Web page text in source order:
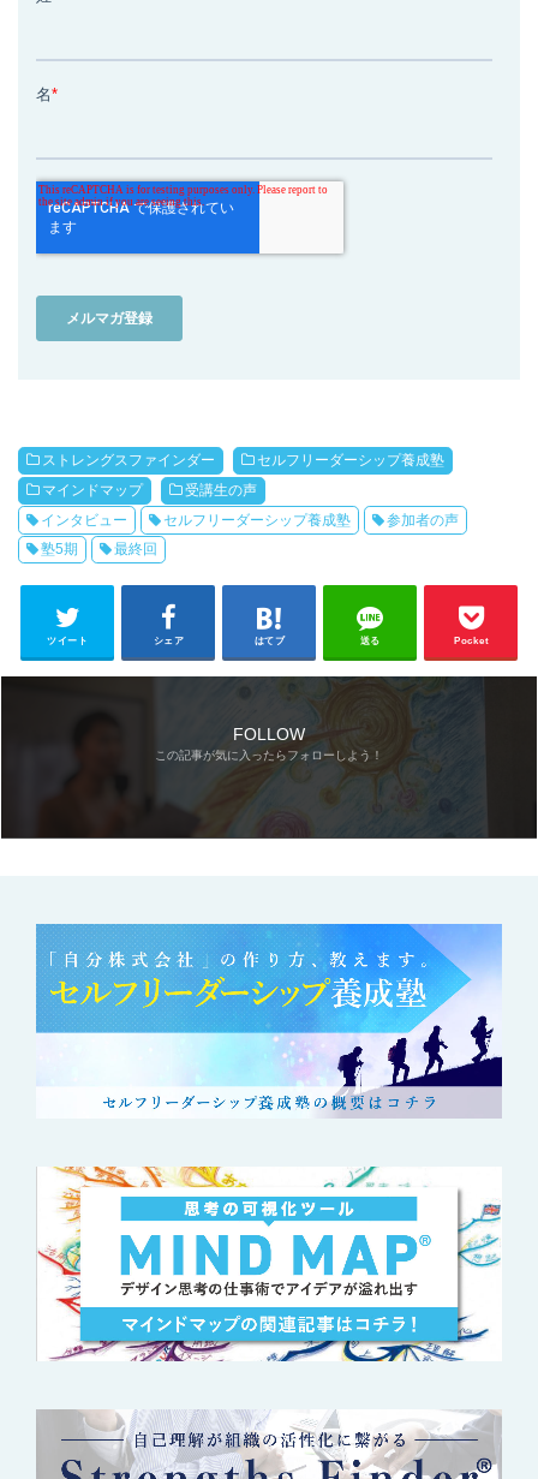
ストレングスファインダー
セルフリーダーシップ養成塾
マインドマップ
受講生の声
インタビュー
セルフリーダーシップ養成塾
参加者の声
塾5期
最終回
ツイート シェア はてブ 送る Pocket
FOLLOW